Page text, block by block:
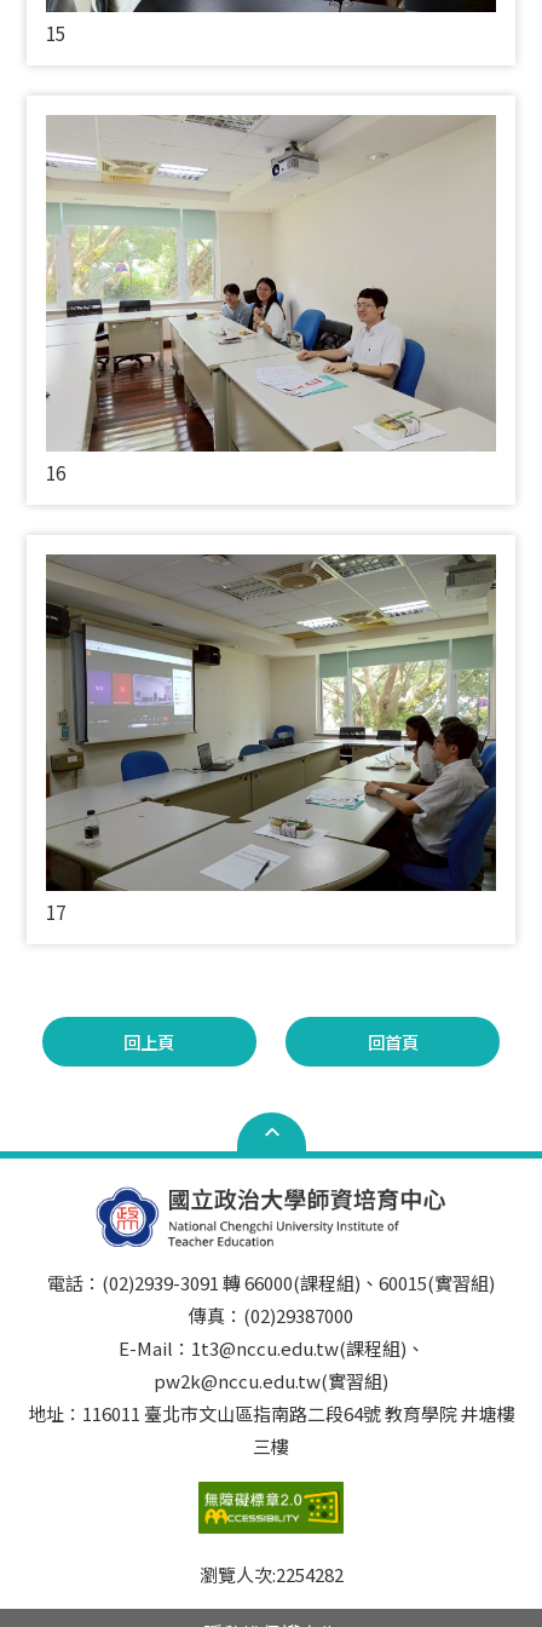
15
16
17
回上頁 回首頁
電話：(02)2939-3091 轉 66000(課程組)、60015(實習組)
傳真：(02)29387000
E-Mail：1t3@nccu.edu.tw(課程組)、
pw2k@nccu.edu.tw(實習組)
地址：116011 臺北市文山區指南路二段64號 教育學院 井塘樓
三樓
瀏覽人次:2254282